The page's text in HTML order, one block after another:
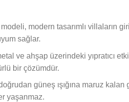
modern tasarımlı villaların
sağlar.
ve ahşap üzerindeki yıpratıcı
bir çözümdür.
güneş ışığına maruz kalan
yaşanmaz.